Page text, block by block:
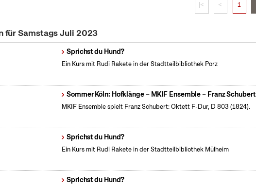
|< < 1
für Samstags Juli 2023
Sprichst du Hund?
Ein Kurs mit Rudi Rakete in der Stadtteilbibliothek Porz
Sommer Köln: Hofklänge – MKIF Ensemble – Franz Schubert
MKIF Ensemble spielt Franz Schubert: Oktett F-Dur, D 803 (1824).
Sprichst du Hund?
Ein Kurs mit Rudi Rakete in der Stadtteilbibliothek Mülheim
Sprichst du Hund?